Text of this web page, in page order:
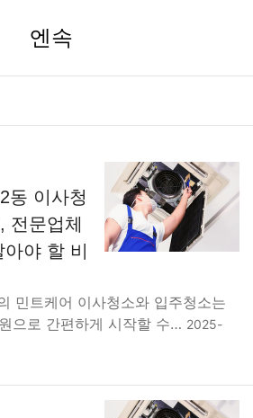
엔속
동 이사청
전문업체
야 할 비
민트케어 이사청소와 입주청소는
으로 간편하게 시작할 수… 2025-